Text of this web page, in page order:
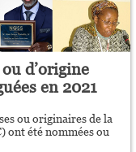
d’origine
en 2021
ou originaires de la
ont été nommées ou